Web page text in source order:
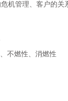
机管理、客户的关
不燃性、消燃性